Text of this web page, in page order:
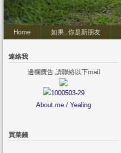
Home 如果..你是新朋友
連絡我
邊欄廣告 請聯絡以下mail
About.me / Yealing
買菜錢